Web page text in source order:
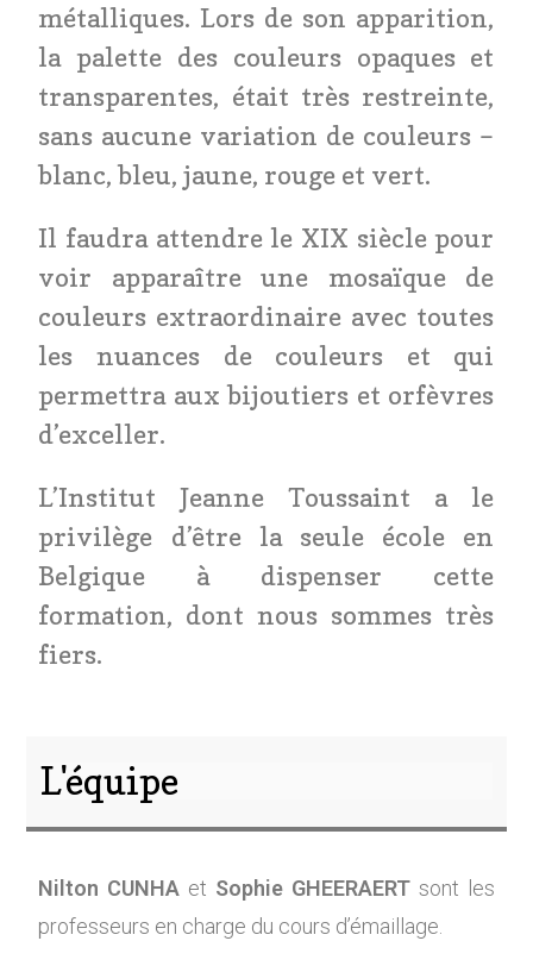
métalliques. Lors de son apparition,
la palette des couleurs opaques et
transparentes, était très restreinte,
sans aucune variation de couleurs –
blanc, bleu, jaune, rouge et vert.
Il faudra attendre le XIX siècle pour
voir apparaître une mosaïque de
couleurs extraordinaire avec toutes
les nuances de couleurs et qui
permettra aux bijoutiers et orfèvres
d’exceller.
L’Institut Jeanne Toussaint a le
privilège d’être la seule école en
Belgique à dispenser cette
formation, dont nous sommes très
fiers.
L'équipe
Nilton CUNHA et Sophie GHEERAERTsont les
professeurs en charge du cours d’émaillage.